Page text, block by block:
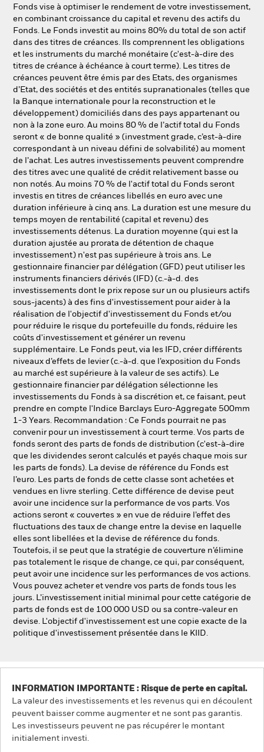
iShares
Aladdin
Notre société
Fonds vise à optimiser le rendement de votre investissement,
en combinant croissance du capital et revenu des actifs du
Fonds. Le Fonds investit au moins 80% du total de son actif
dans des titres de créances. Ils comprennent les obligations
et les instruments du marché monétaire (c'est-à-dire des
titres de créance à échéance à court terme). Les titres de
créances peuvent être émis par des Etats, des organismes
d’Etat, des sociétés et des entités supranationales (telles que
la Banque internationale pour la reconstruction et le
développement) domiciliés dans des pays appartenant ou
non à la zone euro. Au moins 80 % de l’actif total du Fonds
seront « de bonne qualité » (investment grade, c’est-à-dire
correspondant à un niveau défini de solvabilité) au moment
de l’achat. Les autres investissements peuvent comprendre
des titres avec une qualité de crédit relativement basse ou
non notés. Au moins 70 % de l'actif total du Fonds seront
investis en titres de créances libellés en euro avec une
duration inférieure à cinq ans. La duration est une mesure du
temps moyen de rentabilité (capital et revenu) des
investissements détenus. La duration moyenne (qui est la
duration ajustée au prorata de détention de chaque
investissement) n'est pas supérieure à trois ans. Le
gestionnaire financier par délégation (GFD) peut utiliser les
instruments financiers dérivés (IFD) (c.-à-d. des
investissements dont le prix repose sur un ou plusieurs actifs
sous-jacents) à des fins d'investissement pour aider à la
réalisation de l'objectif d'investissement du Fonds et/ou
pour réduire le risque du portefeuille du fonds, réduire les
coûts d'investissement et générer un revenu
supplémentaire. Le Fonds peut, via les IFD, créer différents
niveaux d’effets de levier (c.-à-d. que l’exposition du Fonds
au marché est supérieure à la valeur de ses actifs). Le
gestionnaire financier par délégation sélectionne les
investissements du Fonds à sa discrétion et, ce faisant, peut
prendre en compte l'Indice Barclays Euro-Aggregate 500mm
1-3 Years. Recommandation : Ce Fonds pourrait ne pas
convenir pour un investissement à court terme. Vos parts de
fonds seront des parts de fonds de distribution (c'est-à-dire
que les dividendes seront calculés et payés chaque mois sur
les parts de fonds). La devise de référence du Fonds est
l’euro. Les parts de fonds de cette classe sont achetées et
vendues en livre sterling. Cette différence de devise peut
avoir une incidence sur la performance de vos parts. Vos
actions seront « couvertes » en vue de réduire l’effet des
fluctuations des taux de change entre la devise en laquelle
elles sont libellées et la devise de référence du fonds.
Toutefois, il se peut que la stratégie de couverture n’élimine
pas totalement le risque de change, ce qui, par conséquent,
peut avoir une incidence sur les performances de vos actions.
Vous pouvez acheter et vendre vos parts de fonds tous les
jours. L’investissement initial minimal pour cette catégorie de
parts de fonds est de 100 000 USD ou sa contre-valeur en
devise. L'objectif d'investissement est une copie exacte de la
politique d'investissement présentée dans le KIID.
INFORMATION IMPORTANTE : Risque de perte en capital.
La valeur des investissements et les revenus qui en découlent
peuvent baisser comme augmenter et ne sont pas garantis.
Les investisseurs peuvent ne pas récupérer le montant
initialement investi.